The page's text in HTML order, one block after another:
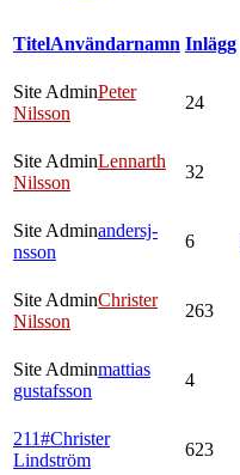
TitelAnvändarnamn Inlägg
Site AdminPeter
Nilsson
24
Site AdminLennarth
Nilsson
32
Site Adminandersj-
nsson
6
Site AdminChrister
Nilsson
263
Site Adminmattias
gustafsson
4
211#Christer
Lindström
623